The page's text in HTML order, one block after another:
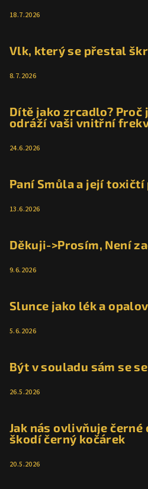
y
s
18.7.2026
Vlk, který se přestal
8.7.2026
Dítě jako zrcadlo? Proč
odráží vaši vnitřní
24.6.2026
Paní Smůla a její
13.6.2026
Děkuji->Prosím, Není
9.6.2026
Slunce jako lék a
5.6.2026
Být v souladu sám se
26.5.2026
Jak nás ovlivňuje černé
škodí černý kočárek
20.5.2026